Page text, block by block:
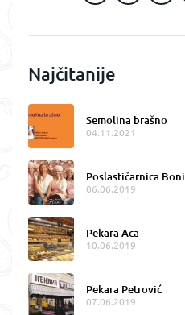
Najčitanije
Semolina brašno
04.11.2021
Poslastičarnica Boni
06.06.2019
Pekara Aca
10.06.2019
Pekara Petrović
07.06.2019